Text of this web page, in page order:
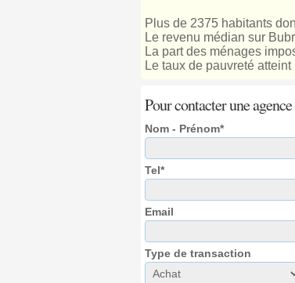
Plus de 2375 habitants
Le revenu médian sur
La part des ménages
Le taux de pauvreté atteint
Pour contacter une
Nom - Prénom*
Tel*
Email
Type de transaction